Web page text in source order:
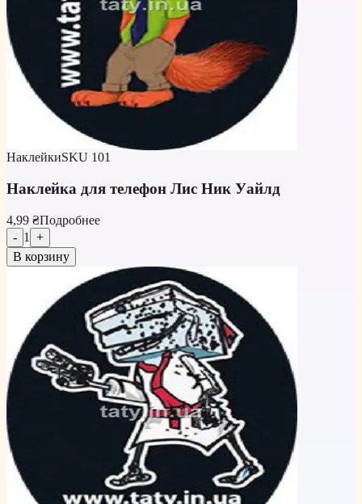
НаклейкиSKU 101
Наклейка для телефон Лис Ник Уайлд
4,99 ₴Подробнее
- 1
+
В корзину